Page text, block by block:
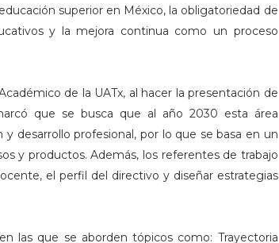
superior en México, la obligatoriedad de
y la mejora continua como un proceso
de la UATx, al hacer la presentación de
que se busca que al año 2030 esta área
desarrollo profesional, por lo que se basa en un
y productos. Además, los referentes de trabajo
el perfil del directivo y diseñar estrategias
las que se aborden tópicos como: Trayectoria